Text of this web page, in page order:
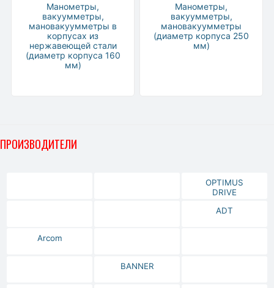
Манометры,
вакуумметры,
мановакуумметры в
корпусах из
нержавеющей стали
(диаметр корпуса 160
мм)
Манометры,
вакуумметры,
мановакуумметры
(диаметр корпуса 250
мм)
ПРОИЗВОДИТЕЛИ
OPTIMUS
DRIVE
ADT
Arcom
BANNER